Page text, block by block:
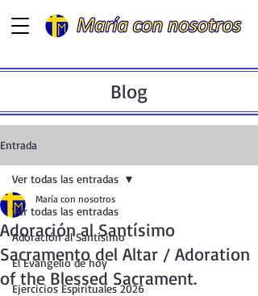
Blog
Entrada
Ver todas las entradas
Adoración al Santísimo
El Evangelio de hoy
Ejercicios Espirituales 2026
Ver todas las entradas
Adoración al Santísimo
Sacramento del Altar / Adoration
of the Blessed Sacrament.
María con nosotros